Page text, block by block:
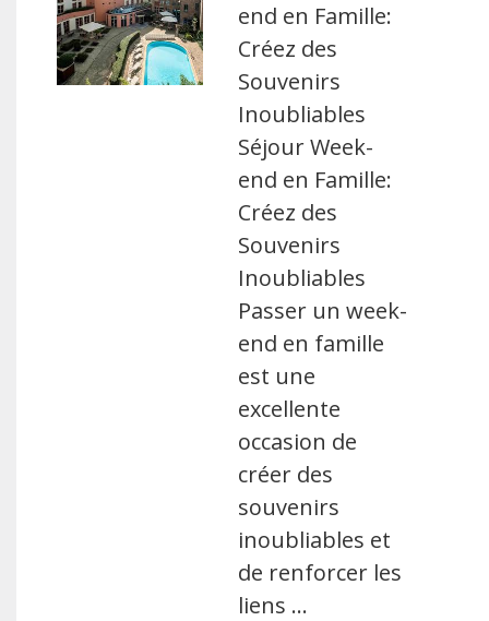
end en Famille:
Créez des
Souvenirs
Inoubliables
Séjour Week-
end en Famille:
Créez des
Souvenirs
Inoubliables
Passer un week-
end en famille
est une
excellente
occasion de
créer des
souvenirs
inoubliables et
de renforcer les
liens …